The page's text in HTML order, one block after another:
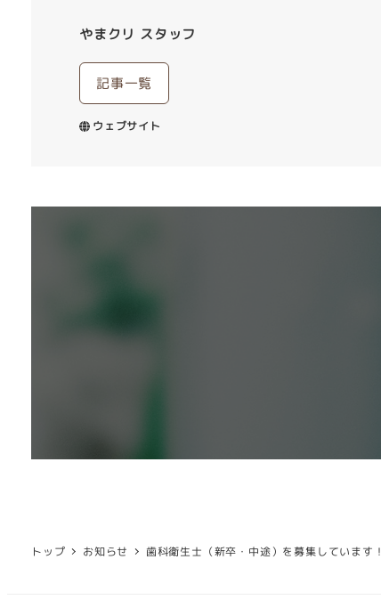
やまクリ スタッフ
記事一覧
ウェブサイト
トップ お知らせ 歯科衛生士（新卒・中途）を募集しています！